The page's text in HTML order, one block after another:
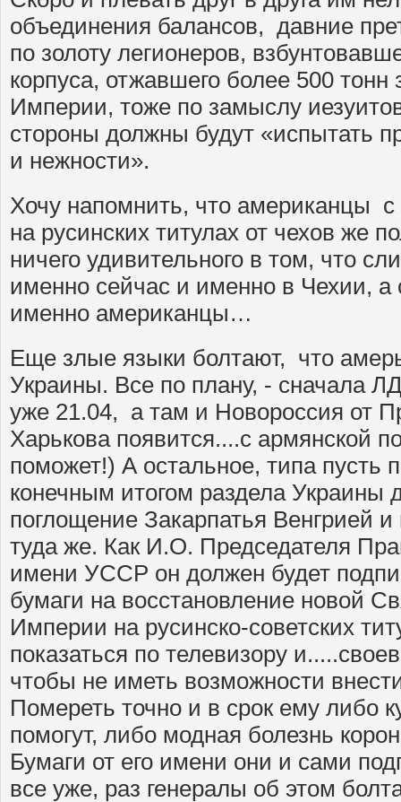
объединения балансов, давние
по золоту легионеров,
корпуса, отжавшего более 500 тонн
Империи, тоже по замыслу
стороны должны будут «испытать
и нежности».
Хочу напомнить, что американцы с
на русинских титулах от чехов же
ничего удивительного в том, что
именно сейчас и именно в Чехии,
именно американцы…
Еще злые языки болтают, что
Украины. Все по плану, - сначала
уже 21.04, а там и Новороссия от
Харькова появится....с армянской
поможет!) А остальное, типа пусть
конечным итогом раздела Украины
поглощение Закарпатья Венгрией
туда же. Как И.О. Председателя
имени УССР он должен будет
бумаги на восстановление новой
Империи на русинско-советских
показаться по телевизору
чтобы не иметь возможности
Помереть точно и в срок ему либо
помогут, либо модная болезнь
Бумаги от его имени они и сами
все уже, раз генералы об этом